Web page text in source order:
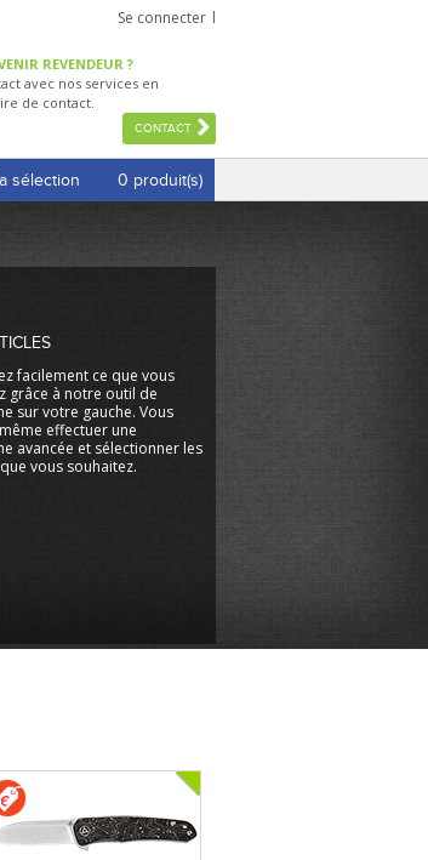
Se connecter
REVENDEUR ?
avec nos services en
de contact.
CONTACT
sélection 0 produit(s)
facilement ce que vous
grâce à notre outil de
sur votre gauche. Vous
effectuer une
avancée et sélectionner les
vous souhaitez.